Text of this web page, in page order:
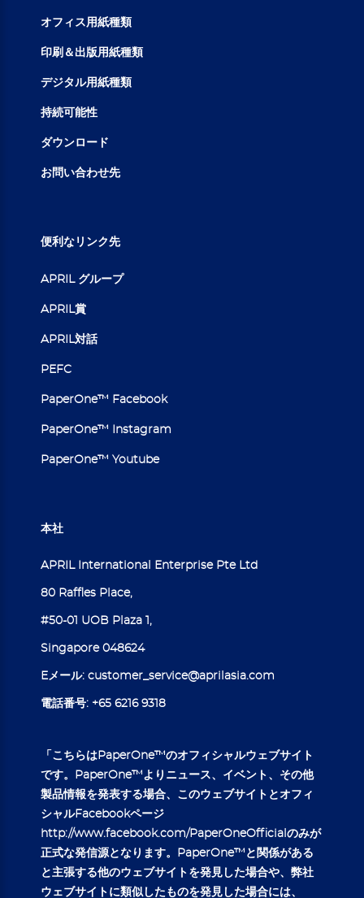
オフィス用紙種類
印刷＆出版用紙種類
デジタル用紙種類
持続可能性
ダウンロード
お問い合わせ先
便利なリンク先
APRIL グループ
APRIL賞
APRIL対話
PEFC
PaperOne™ Facebook
PaperOne™ Instagram
PaperOne™ Youtube
本社
APRIL International Enterprise Pte Ltd
80 Raffles Place,
#50-01 UOB Plaza 1,
Singapore 048624
Eメール: customer_service@aprilasia.com
電話番号: +65 6216 9318
「こちらはPaperOne™のオフィシャルウェブサイト
です。PaperOne™よりニュース、イベント、その他
製品情報を発表する場合、このウェブサイトとオフィ
シャルFacebookページ
http://www.facebook.com/PaperOneOfficial のみが
正式な発信源となります。PaperOne™と関係がある
と主張する他のウェブサイトを発見した場合や、弊社
ウェブサイトに類似したものを発見した場合には、